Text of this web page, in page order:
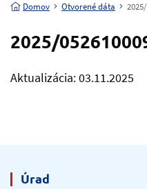
Domov Otvorené dáta
2025/
Aktualizácia: 03.11.2025
Úrad